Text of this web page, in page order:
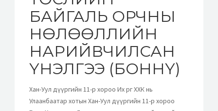
БАЙГАЛЬ ОРЧНЫ
НӨЛӨӨЛЛИЙН
НАРИЙВЧИЛСАН
ҮНЭЛГЭЭ (БОННҮ)
Хан-Уул дүүргийн 11-р хороо Их өргөө ХХК нь
Улаанбаатар хотын Хан-Уул дүүргийн 11-р хороо